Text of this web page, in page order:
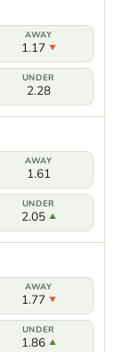
1.17
2.28
1.61
2.05
1.77
1.86